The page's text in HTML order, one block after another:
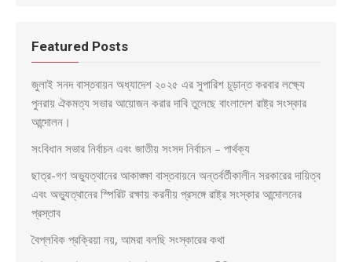
Featured Posts
জুলাই সনদ বাস্তবায়ন অধ্যাদেশ ২০২৫ এর সুপারিশ চূড়ান্ত করবার লক্ষ্যে
পুনরায় ঐকমত্য সভার আয়োজন করার দাবি তুলেছে বাংলাদেশ রাষ্ট্র সংস্কার
আন্দোলন।
সংবিধান সভার নির্বাচন এবং জাতীয় সংসদ নির্বাচন – পার্থক্য
ছাত্র-গণ অভ্যুত্থানের আকাঙ্ক্ষা বাস্তবায়নে অন্তর্বর্তীকালীন সরকারের দায়িত্ব
এবং অভ্যুত্থানের স্পিরিট রক্ষায় করনীয় প্রসঙ্গে রাষ্ট্র সংস্কার আন্দোলনের
প্রস্তাব
বৈপ্লবিক প্রক্রিয়া নয়, আমরা বলছি সংস্কারের কথা